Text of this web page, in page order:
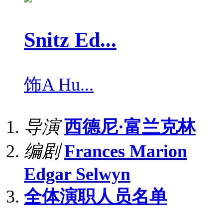
Snitz Ed...
饰A Hu...
导演 西德尼·富兰克林
编剧 Frances Marion
Edgar Selwyn
全体演职人员名单